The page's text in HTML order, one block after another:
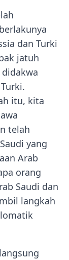
dan Turki
jatuh
itu, kita
telah
yang
Arab
orang
Saudi dan
langkah